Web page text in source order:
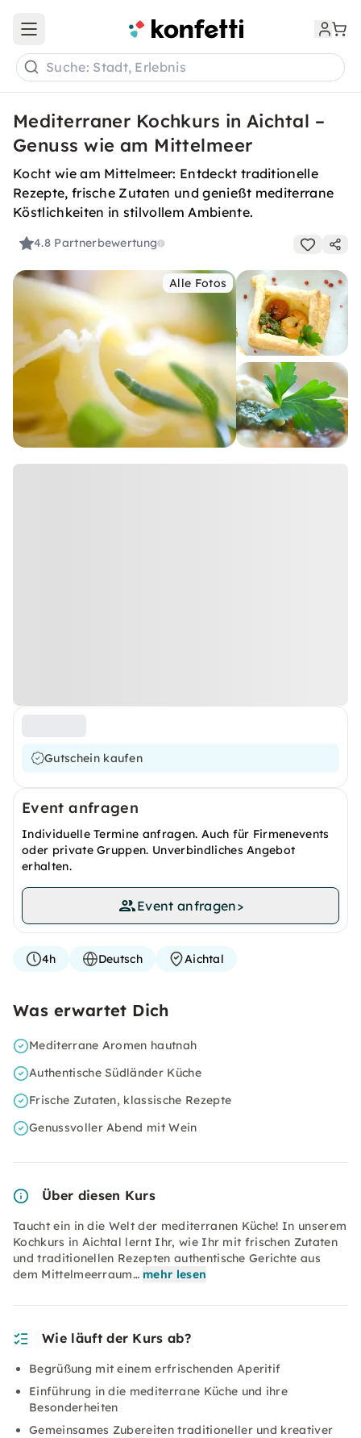
Open main menu
Suche: Stadt, Erlebnis
Mediterraner Kochkurs in Aichtal –
Genuss wie am Mittelmeer
Kocht wie am Mittelmeer: Entdeckt traditionelle
Rezepte, frische Zutaten und genießt mediterrane
Köstlichkeiten in stilvollem Ambiente.
4.8 Partnerbewertung
Alle Fotos
Gutschein kaufen
Event anfragen
Individuelle Termine anfragen. Auch für Firmenevents
oder private Gruppen. Unverbindliches Angebot
erhalten.
Event anfragen>
4h Deutsch Aichtal
Was erwartet Dich
Mediterrane Aromen hautnah
Authentische Südländer Küche
Frische Zutaten, klassische Rezepte
Genussvoller Abend mit Wein
Über diesen Kurs
Taucht ein in die Welt der mediterranen Küche! In unserem
Kochkurs in Aichtal lernt Ihr, wie Ihr mit frischen Zutaten
und traditionellen Rezepten authentische Gerichte aus
dem Mittelmeerraum… mehr lesen
Wie läuft der Kurs ab?
Begrüßung mit einem erfrischenden Aperitif
Einführung in die mediterrane Küche und ihre
Besonderheiten
Gemeinsames Zubereiten traditioneller und kreativer